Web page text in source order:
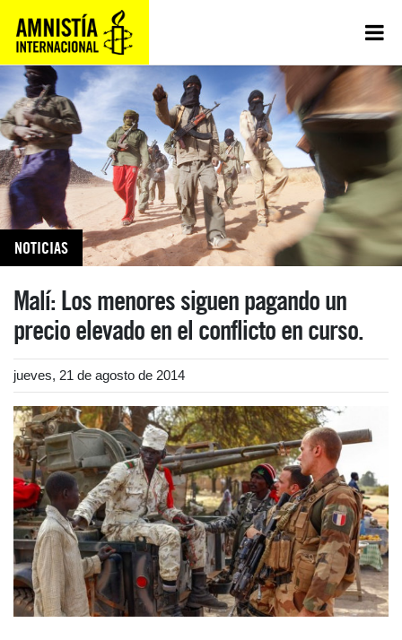
NOTICIAS
Malí: Los menores siguen pagando un
precio elevado en el conflicto en curso.
jueves, 21 de agosto de 2014